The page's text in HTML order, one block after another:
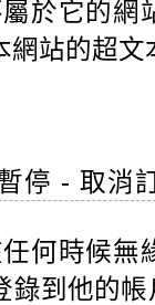
於它的網
網站的超文
停 - 取消
何時候無
錄到他的帳